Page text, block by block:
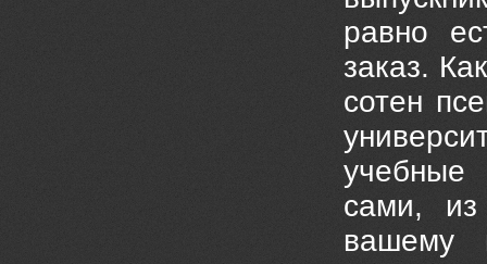
равно
заказ.
сотен
учебные
сами, из
вашему